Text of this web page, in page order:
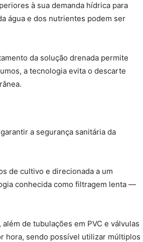
à sua demanda hídrica para
água e dos nutrientes podem ser
da solução drenada permite
a tecnologia evita o descarte
a segurança sanitária da
de cultivo e direcionada a um
conhecida como filtragem lenta —
de tubulações em PVC e válvulas
hora, sendo possível utilizar múltiplos